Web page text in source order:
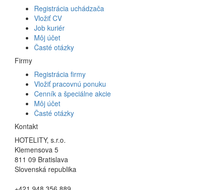
Registrácia uchádzača
Vložiť CV
Job kuriér
Môj účet
Časté otázky
Firmy
Registrácia firmy
Vložiť pracovnú ponuku
Cenník a špeciálne akcie
Môj účet
Časté otázky
Kontakt
HOTELITY, s.r.o.
Klemensova 5
811 09 Bratislava
Slovenská republika